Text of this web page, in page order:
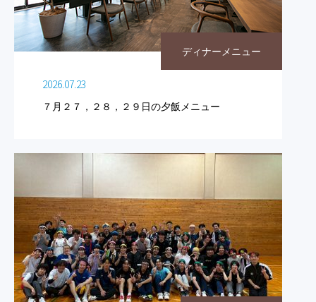
ディナーメニュー
2026.07.23
７月２７，２８，２９日の夕飯メニュー